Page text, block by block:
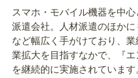
スマホ・モバイル機器を中
派遣会社。人材派遣のほか
など幅広く手がけており、
業拡大を目指すなかで、『
を継続的に実施されていま